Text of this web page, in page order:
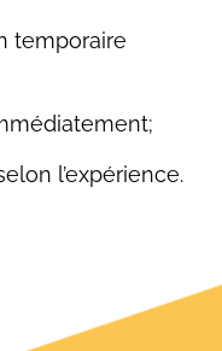
temporaire
l’expérience.